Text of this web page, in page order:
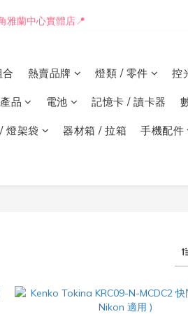
價單 / 採購表格🖋️📒
雅蘭中心實體店📍
單 / 採購表格🖋️📒
熱賣品牌 燈類 / 零件 控
品 電池 記憶卡 / 讀卡器
燈架袋 器材箱 / 拉箱 手機配件